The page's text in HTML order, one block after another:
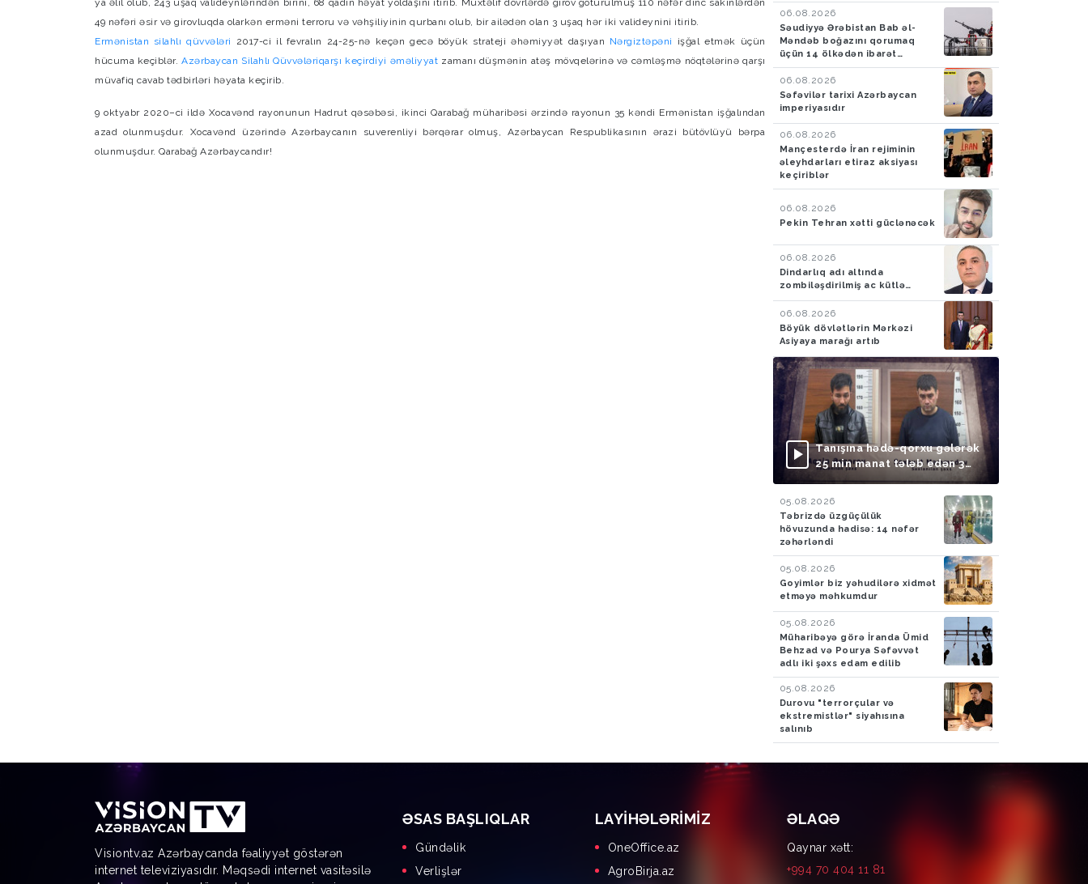
ya əlil olub, 243 uşaq valideynlərindən birini, 68 qadın həyat yoldaşını itirib. Müxtəlif dövrlərdə girov götürülmüş 110 nəfər dinc sakinlərdən
49 nəfəri əsir və girovluqda olarkən erməni terroru və vəhşiliyinin qurbanı olub, bir ailədən olan 3 uşaq hər iki valideynini itirib.
Ermənistan silahlı qüvvələri
2017-ci il fevralın 24-25-nə keçən gecə böyük strateji əhəmiyyət daşıyan Nərgiztəpəni
işğal etmək üçün
hücuma keçiblər.Azərbaycan Silahlı Qüvvələriqarşı keçirdiyi əməliyyat zamanı düşmənin atəş mövqelərinə və cəmləşmə nöqtələrinə qarşı
müvafiq cavab tədbirləri həyata keçirib.
9 oktyabr 2020–ci ildə Xocavənd rayonunun Hadrut qəsəbəsi, ikinci Qarabağ müharibəsi ərzində rayonun 35 kəndi Ermənistan işğalından
azad olunmuşdur. Xocavənd üzərində Azərbaycanın suverenliyi bərqərar olmuş, Azərbaycan Respublikasının ərazi bütövlüyü bərpa
olunmuşdur. Qarabağ Azərbaycandır!
06.08.2026
Səudiyyə Ərəbistan Bab əl-
Məndəb boğazını qorumaq
üçün 14 ölkədən ibarət
müdafiə koalisiyası yaradıb
06.08.2026
Səfəvilər tarixi Azərbaycan
imperiyasıdır
06.08.2026
Mançesterdə İran rejiminin
əleyhdarları etiraz aksiyası
keçiriblər
06.08.2026
Pekin Tehran xətti güclənəcək
06.08.2026
Dindarlıq adı altında
zombiləşdirilmiş ac kütlə…
06.08.2026
Böyük dövlətlərin Mərkəzi
Asiyaya marağı artıb
Tanışına hədə-qorxu gələrək
25 min manat tələb edən 3
nəfər saxlanılıb
05.08.2026
Təbrizdə üzgüçülük
hövuzunda hadisə: 14 nəfər
zəhərləndi
05.08.2026
Goyimlər biz yəhudilərə xidmət
etməyə məhkumdur
05.08.2026
Müharibəyə görə İranda Ümid
Behzad və Pourya Səfəvvət
adlı iki şəxs edam edilib
05.08.2026
Durovu "terrorçular və
ekstremistlər" siyahısına
salınıb
Visiontv.az Azərbaycanda fəaliyyət göstərən
internet televiziyasıdır. Məqsədi internet vasitəsilə
ƏSAS BAŞLIQLAR
Gündəlik
Verlişlər
LAYIHƏLƏRIMIZ
OneOffice.az
AgroBirja.az
ƏLAQƏ
Qaynar xətt:
+994 70 404 11 81